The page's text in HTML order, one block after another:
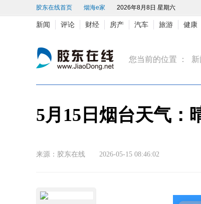
胶东在线首页 烟海e家 2026年8月8日 星期六
新闻 评论 财经 房产 汽车 旅游 健康
您当前的位置 ：
5月15日烟台天气：
来源：胶东在线 2026-05-15 08:46:02